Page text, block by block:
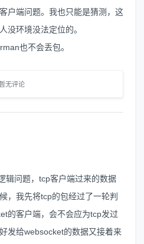
户端问题。我也只能是猜测，这
没环境没法定位的。
也不会丢包。
无评论
辑问题，tcp客户端过来的数据
，我先将tcp的包经过了一轮判
的客户端，会不会应为tcp发过
发给websocket的数据又接着来